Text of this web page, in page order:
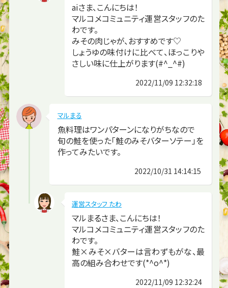
aiさま、こんにちは！
マルコメコミュニティ運営スタッフのた
わです。
みその肉じゃが、おすすめです♡
しょうゆの味付けに比べて、ほっこりや
さしい味に仕上がります(#^_^#)
2022/11/09 12:32:18
マルまる
魚料理はワンパターンになりがちなので
旬の鮭を使った「鮭のみそバターソテー」を
作ってみたいです。
2022/10/31 14:14:15
運営スタッフ たわ
マルまるさま、こんにちは！
マルコメコミュニティ運営スタッフのた
わです。
鮭×みそ×バターは言わずもがな、最
高の組み合わせです(*^o^*)
2022/11/09 12:32:24